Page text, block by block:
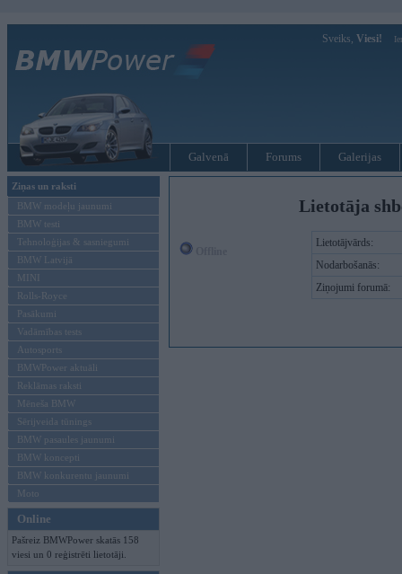
Sveiks, Viesi!
Galvenā Forums Galerijas
Ziņas un raksti
BMW modeļu jaunumi
BMW testi
Tehnoloģijas & sasniegumi
BMW Latvijā
MINI
Rolls-Royce
Pasākumi
Vadāmības tests
Autosports
BMWPower aktuāli
Reklāmas raksti
Mēneša BMW
Sērijveida tūnings
BMW pasaules jaunumi
BMW koncepti
BMW konkurentu jaunumi
Moto
Online
Pašreiz BMWPower skatās 158
viesi un 0 reģistrēti lietotāji.
Lietotāja
Lietotājvārds:
Nodarbošanās:
Ziņojumi forumā: